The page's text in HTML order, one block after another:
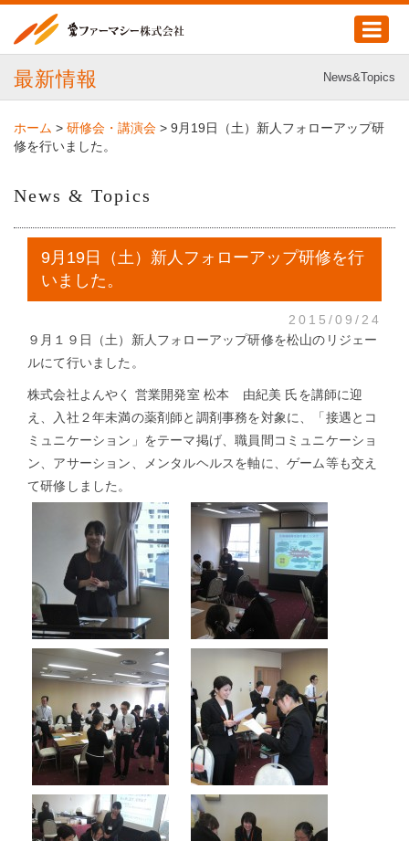
最新情報 News&Topics
ホーム > 研修会・講演会 > 9月19日（土）新人フォローアップ研
修を行いました。
News & Topics
9月19日（土）新人フォローアップ研修を行
いました。
2015/09/24
９月１９日（土）新人フォローアップ研修を松山のリジェー
ルにて行いました。
株式会社よんやく 営業開発室 松本 由紀美 氏を講師に迎
え、入社２年未満の薬剤師と調剤事務を対象に、「接遇とコ
ミュニケーション」をテーマ掲げ、職員間コミュニケーショ
ン、アサーション、メンタルヘルスを軸に、ゲーム等も交え
て研修しました。